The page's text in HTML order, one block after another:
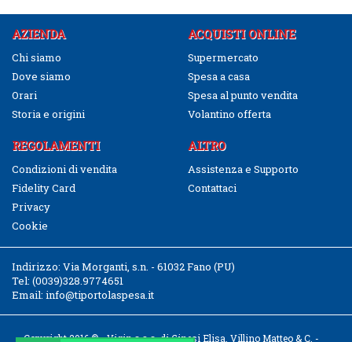
AZIENDA
Chi siamo
Dove siamo
Orari
Storia e origini
ACQUISTI ONLINE
Supermercato
Spesa a casa
Spesa al punto vendita
Volantino offerta
REGOLAMENTI
Condizioni di vendita
Fidelity Card
Privacy
Cookie
ALTRO
Assistenza e Supporto
Contattaci
Indirizzo: Via Morganti, s.n. - 61032 Fano (PU)
Tel: (0039)328.9774651
Email: info@tiportolaspesa.it
Copyright 2016 © - Vigin s.a.s. di Ginesi Elisa, Villino Matteo & C. -